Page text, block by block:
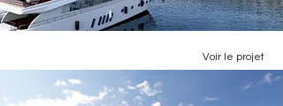
Voir le projet